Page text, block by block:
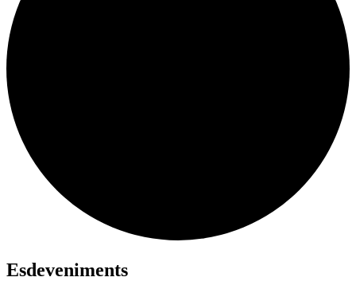
Esdeveniments